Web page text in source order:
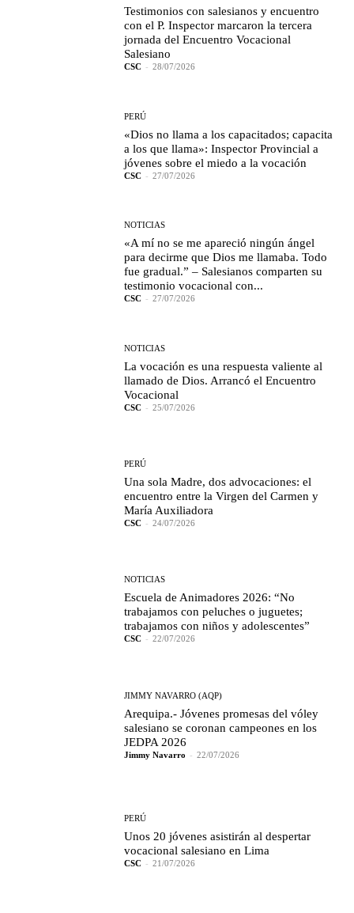
Testimonios con salesianos y encuentro
con el P. Inspector marcaron la tercera
jornada del Encuentro Vocacional
Salesiano
CSC - 28/07/2026
PERÚ
«Dios no llama a los capacitados; capacita
a los que llama»: Inspector Provincial a
jóvenes sobre el miedo a la vocación
CSC - 27/07/2026
NOTICIAS
«A mí no se me apareció ningún ángel
para decirme que Dios me llamaba. Todo
fue gradual.” – Salesianos comparten su
testimonio vocacional con...
CSC - 27/07/2026
NOTICIAS
La vocación es una respuesta valiente al
llamado de Dios. Arrancó el Encuentro
Vocacional
CSC - 25/07/2026
PERÚ
Una sola Madre, dos advocaciones: el
encuentro entre la Virgen del Carmen y
María Auxiliadora
CSC - 24/07/2026
NOTICIAS
Escuela de Animadores 2026: “No
trabajamos con peluches o juguetes;
trabajamos con niños y adolescentes”
CSC - 22/07/2026
JIMMY NAVARRO (AQP)
Arequipa.- Jóvenes promesas del vóley
salesiano se coronan campeones en los
JEDPA 2026
Jimmy Navarro - 22/07/2026
PERÚ
Unos 20 jóvenes asistirán al despertar
vocacional salesiano en Lima
CSC - 21/07/2026